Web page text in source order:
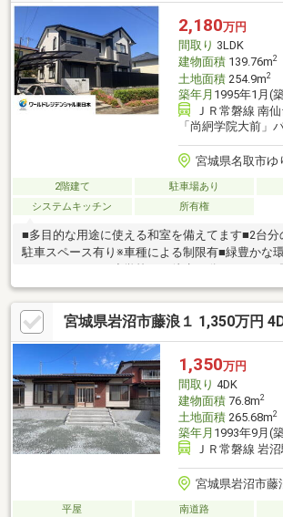
っぷり収納のパントリー◆LDK＋洋室で19.3帖
バスあり◆中学校バス運賃補助制度etc…
2,180万円
間取り 3LDK
建物面積139.76m2
土地面積254.9m2
築年月 1995年1月(
ＪＲ常磐線 南
「尚絅学院大前」
宮城県名取市ゆ
2階建て 駐車場あり
システムキッチン
所有権
■多目的な用途に使える和室を備えてます■2台分
駐車スペース有り※車種による制限有■緑豊かな
学も安心です【周辺環境】●名取市立ゆりが丘小
（約730m）●名取市立みどり台中学校：徒歩15
ツルハドラッグ 名取ゆりが丘店：徒歩9分（約
レブン 名取みどり台店：徒歩15分（約1140m）
便局：徒歩8分（約600m）●ひまわり内科消化
徒歩16分（約1240m）
宮城県岩沼市藤浪１ 1,350万円
1,350万円
間取り 4DK
建物面積76.8m2
土地面積265.68m2
築年月 1993年9月(
ＪＲ常磐線 岩
宮城県岩沼市藤
平屋 南道路